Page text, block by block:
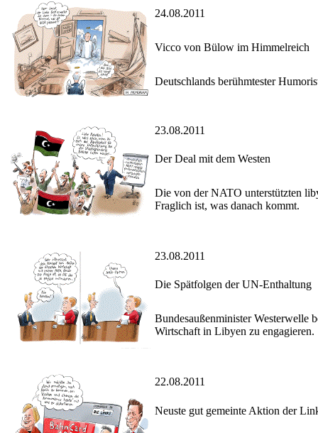
24.08.2011
Vicco von Bülow im Himmelreich
Deutschlands berühmtester
23.08.2011
Der Deal mit dem Westen
Die von der NATO unterstützten
Fraglich ist, was danach kommt.
23.08.2011
Die Spätfolgen der UN-Enthaltung
Bundesaußenminister Westerwelle
Wirtschaft in Libyen zu engagieren.
22.08.2011
Neuste gut gemeinte Aktion der